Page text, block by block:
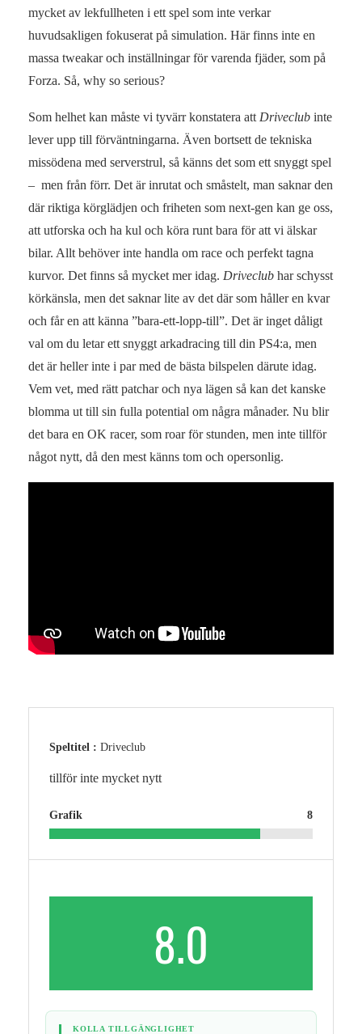
mycket av lekfullheten i ett spel som inte verkar
huvudsakligen fokuserat på simulation. Här finns inte en
massa tweakar och inställningar för varenda fjäder, som på
Forza. Så, why so serious?
Som helhet kan måste vi tyvärr konstatera att Driveclub inte
lever upp till förväntningarna. Även bortsett de tekniska
missödena med serverstrul, så känns det som ett snyggt spel
– men från förr. Det är inrutat och småstelt, man saknar den
där riktiga körglädjen och friheten som next-gen kan ge oss,
att utforska och ha kul och köra runt bara för att vi älskar
bilar. Allt behöver inte handla om race och perfekt tagna
kurvor. Det finns så mycket mer idag. Driveclub har schysst
körkänsla, men det saknar lite av det där som håller en kvar
och får en att känna ”bara-ett-lopp-till”. Det är inget dåligt
val om du letar ett snyggt arkadracing till din PS4:a, men
det är heller inte i par med de bästa bilspelen därute idag.
Vem vet, med rätt patchar och nya lägen så kan det kanske
blomma ut till sin fulla potential om några månader. Nu blir
det bara en OK racer, som roar för stunden, men inte tillför
något nytt, då den mest känns tom och opersonlig.
Speltitel : Driveclub
tillför inte mycket nytt
Grafik 8
8.0
KOLLA TILLGÄNGLIGHET